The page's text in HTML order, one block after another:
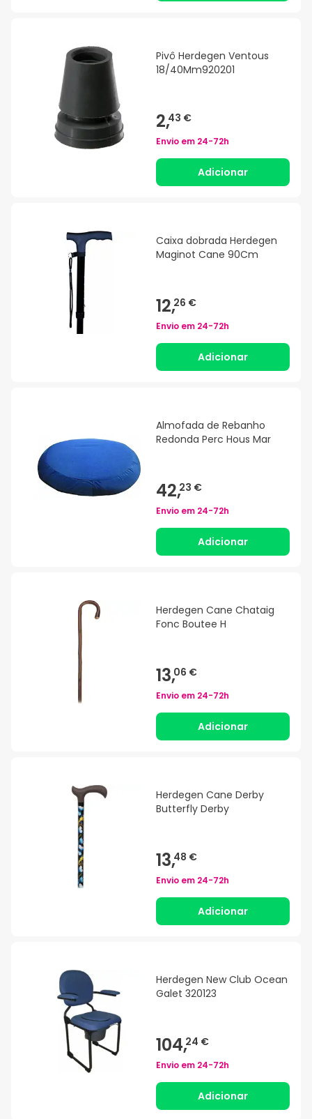
Pivô Herdegen Ventous
18/40Mm920201
2,43 €
Envio em 24-72h
Adicionar
Caixa dobrada Herdegen
Maginot Cane 90Cm
12,26 €
Envio em 24-72h
Adicionar
Almofada de Rebanho
Redonda Perc Hous Mar
42,23 €
Envio em 24-72h
Adicionar
Herdegen Cane Chataig
Fonc Boutee H
13,06 €
Envio em 24-72h
Adicionar
Herdegen Cane Derby
Butterfly Derby
13,48 €
Envio em 24-72h
Adicionar
Herdegen New Club Ocean
Galet 320123
104,24 €
Envio em 24-72h
Adicionar